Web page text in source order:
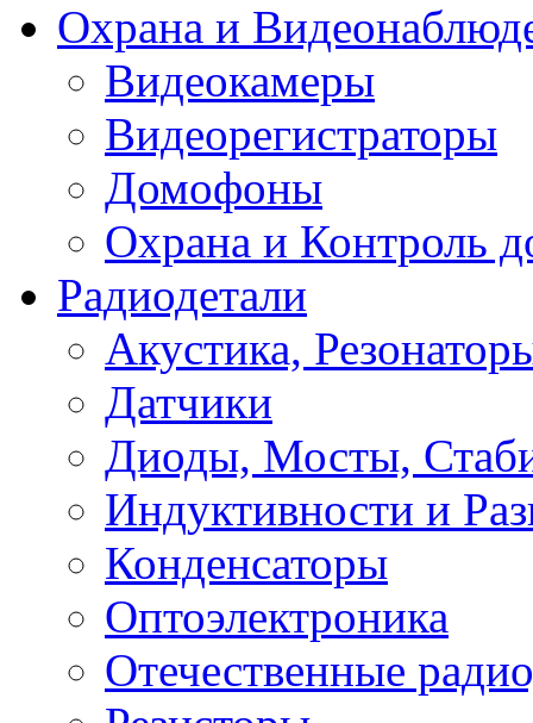
Охрана и
Видеокамеры
Видеорегистраторы
Домофоны
Охрана и Контроль
Радиодетали
Акустика,
Датчики
Диоды, Мосты,
Индуктивности и
Конденсаторы
Оптоэлектроника
Отечественные